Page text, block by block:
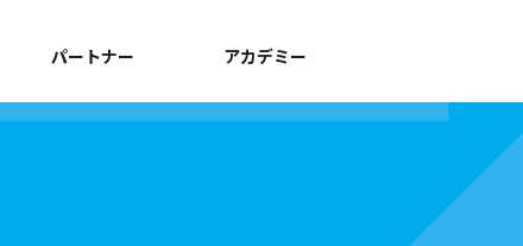
パートナー アカデミー